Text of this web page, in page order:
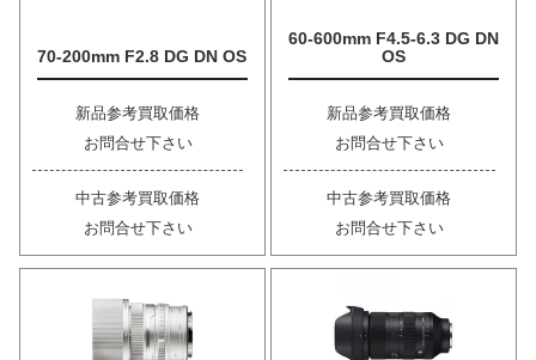
70-200mm F2.8 DG DN OS
新品参考買取価格
お問合せ下さい
中古参考買取価格
お問合せ下さい
60-600mm F4.5-6.3 DG DN
OS
新品参考買取価格
お問合せ下さい
中古参考買取価格
お問合せ下さい